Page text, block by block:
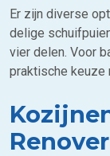
Er zijn diverse
delige
vier delen. Voor
praktische keuze